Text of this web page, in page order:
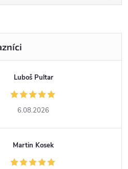
Luboš Pultar
6.08.2026
Martin Kosek